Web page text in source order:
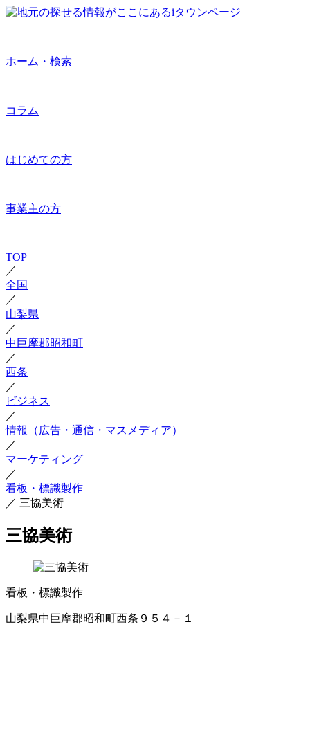
ホーム・検索
コラム
はじめての方
事業主の方
TOP
／
全国
／
山梨県
／
中巨摩郡昭和町
／
西条
／
ビジネス
／
情報（広告・通信・マスメディア）
／
マーケティング
／
看板・標識製作
／ 三協美術
三協美術
看板・標識製作
山梨県中巨摩郡昭和町西条９５４－１